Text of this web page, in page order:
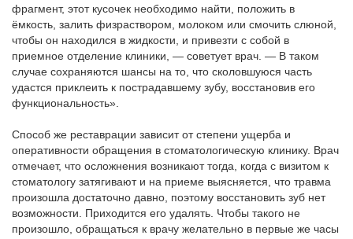
фрагмент, этот кусочек необходимо найти, положить в
ёмкость, залить физраствором, молоком или смочить слюной,
чтобы он находился в жидкости, и привезти с собой в
приемное отделение клиники, — советует врач. — В таком
случае сохраняются шансы на то, что сколовшуюся часть
удастся приклеить к пострадавшему зубу, восстановив его
функциональность».
Способ же реставрации зависит от степени ущерба и
оперативности обращения в стоматологическую клинику. Врач
отмечает, что осложнения возникают тогда, когда с визитом к
стоматологу затягивают и на приеме выясняется, что травма
произошла достаточно давно, поэтому восстановить зуб нет
возможности. Приходится его удалять. Чтобы такого не
произошло, обращаться к врачу желательно в первые же часы